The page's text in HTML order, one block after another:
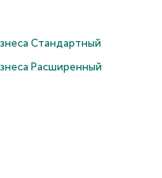
Cтандартный
Расширенный